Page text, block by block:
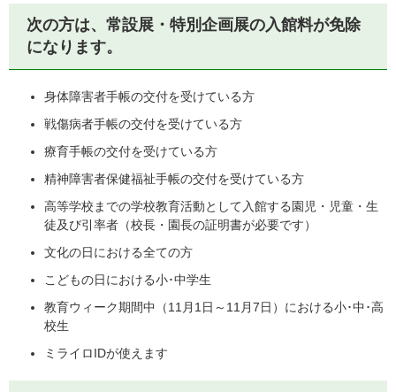
次の方は、常設展・特別企画展の入館料が免除
になります。
身体障害者手帳の交付を受けている方
戦傷病者手帳の交付を受けている方
療育手帳の交付を受けている方
精神障害者保健福祉手帳の交付を受けている方
高等学校までの学校教育活動として入館する園児・児童・生
徒及び引率者（校長・園長の証明書が必要です）
文化の日における全ての方
こどもの日における小･中学生
教育ウィーク期間中（11月1日～11月7日）における小･中･高
校生
ミライロIDが使えます